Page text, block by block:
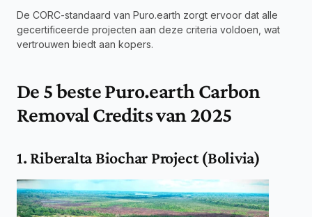
De CORC-standaard van Puro.earth zorgt ervoor dat alle
gecertificeerde projecten aan deze criteria voldoen, wat
vertrouwen biedt aan kopers.
De 5 beste Puro.earth Carbon
Removal Credits van 2025
1. Riberalta Biochar Project (Bolivia)